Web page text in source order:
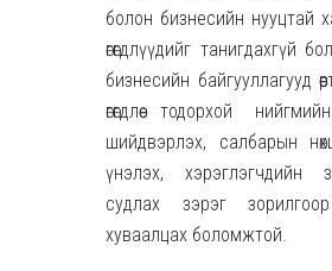
болон бизнесийн нууцтай
өгөгдлүүдийг танигдахгүй
бизнесийн байгууллагууд
өгөгдлөө тодорхой
шийдвэрлэх, салбарын
үнэлэх, хэрэглэгчдийн
судлах зэрэг
хуваалцах боломжтой.